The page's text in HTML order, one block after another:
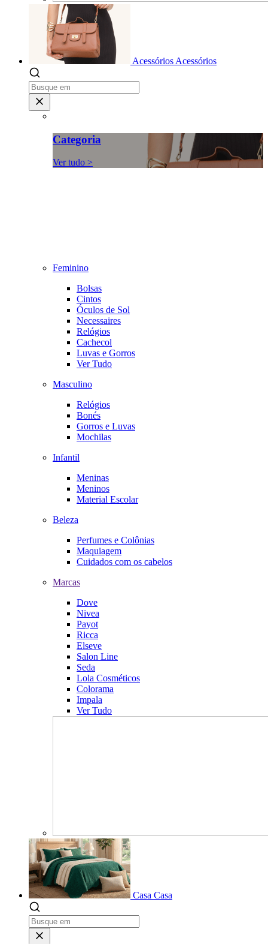
Acessórios Acessórios
Categoria
Ver tudo >
Feminino
Bolsas
Cintos
Óculos de Sol
Necessaires
Relógios
Cachecol
Luvas e Gorros
Ver Tudo
Masculino
Relógios
Bonés
Gorros e Luvas
Mochilas
Infantil
Meninas
Meninos
Material Escolar
Beleza
Perfumes e Colônias
Maquiagem
Cuidados com os cabelos
Marcas
Dove
Nivea
Payot
Ricca
Elseve
Salon Line
Seda
Lola Cosméticos
Colorama
Impala
Ver Tudo
Casa Casa